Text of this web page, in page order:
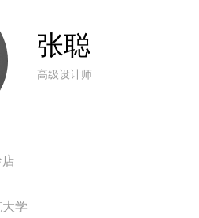
张聪
高级设计师
店
学